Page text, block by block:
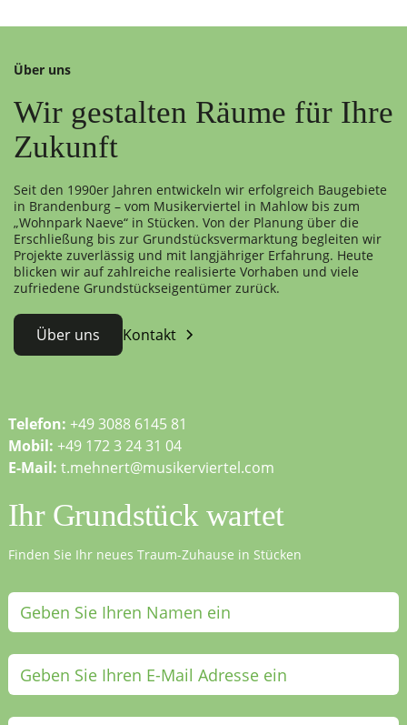
Über uns
Wir gestalten Räume für Ihre
Zukunft
Seit den 1990er Jahren entwickeln wir erfolgreich Baugebiete
in Brandenburg – vom Musikerviertel in Mahlow bis zum
„Wohnpark Naeve“ in Stücken. Von der Planung über die
Erschließung bis zur Grundstücksvermarktung begleiten wir
Projekte zuverlässig und mit langjähriger Erfahrung. Heute
blicken wir auf zahlreiche realisierte Vorhaben und viele
zufriedene Grundstückseigentümer zurück.
Über uns Kontakt
Telefon: +49 3088 6145 81
Mobil: +49 172 3 24 31 04
E-Mail: t.mehnert@musikerviertel.com
Ihr Grundstück wartet
Finden Sie Ihr neues Traum-Zuhause in Stücken